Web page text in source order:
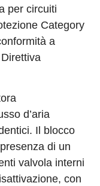
per circuiti
Category
a
d’aria
Il blocco
di un
valvola interni
con